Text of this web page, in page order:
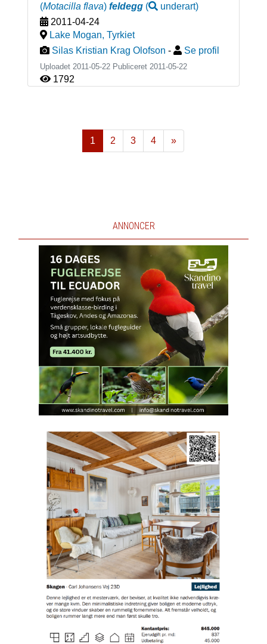
(Motacilla flava) feldegg( underart)
2011-04-24
Lake Mogan, Tyrkiet
Silas Kristian Krag Olofson - Se profil
Uploadet 2011-05-22 Publiceret 2011-05-22
1792
1 2 3 4
»
Næste
ANNONCER